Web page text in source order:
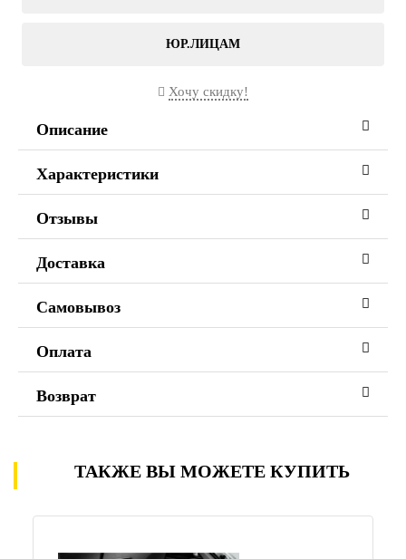
ЮР.ЛИЦАМ
Хочу скидку!
Описание
Характеристики
Отзывы
Доставка
Самовывоз
Оплата
Возврат
ТАКЖЕ ВЫ МОЖЕТЕ КУПИТЬ